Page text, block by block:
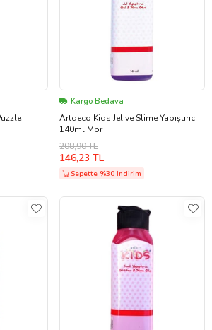
Kargo Bedava
Artdeco Kids Jel ve Slime Yapıştırıcı
140ml Mor
208,90 TL
146,23 TL
Sepette %30 İndirim